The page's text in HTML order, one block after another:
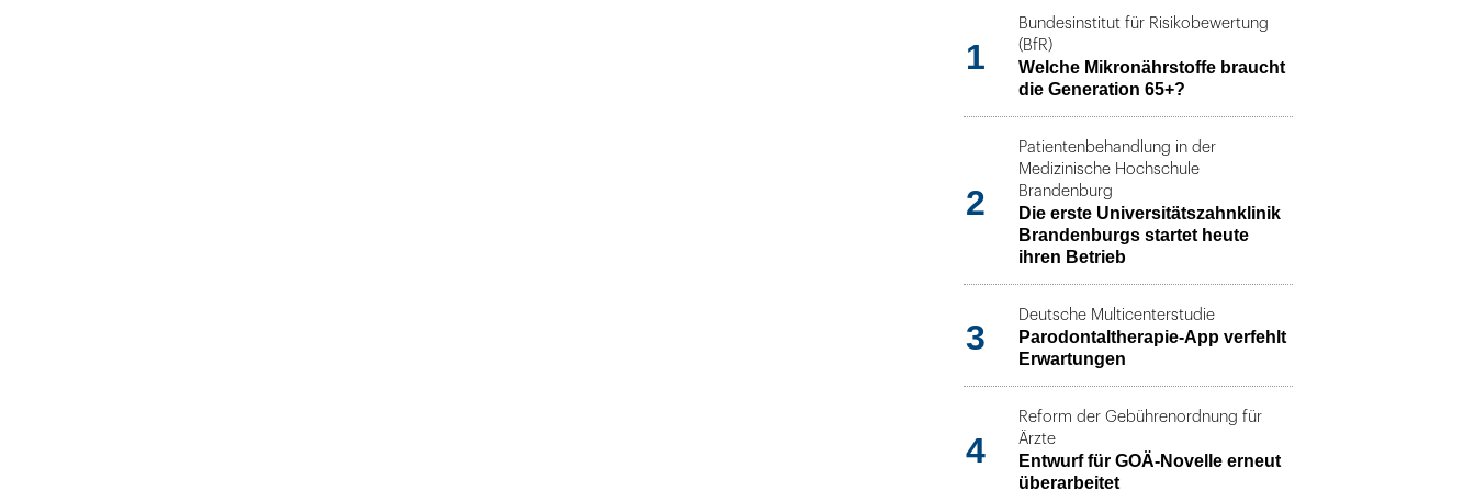
1
Bundesinstitut für Risikobewertung
(BfR)
Welche Mikronährstoffe braucht
die Generation 65+?
2
Patientenbehandlung in der
Medizinische Hochschule
Brandenburg
Die erste Universitätszahnklinik
Brandenburgs startet heute
ihren Betrieb
3
Deutsche Multicenterstudie
Parodontaltherapie-App verfehlt
Erwartungen
4
Reform der Gebührenordnung für
Ärzte
Entwurf für GOÄ-Novelle erneut
überarbeitet